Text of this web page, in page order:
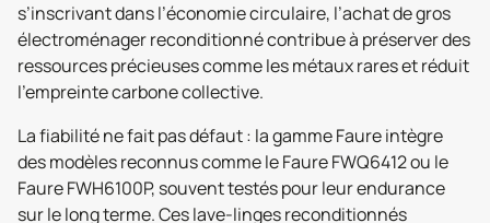
s’inscrivant dans l’économie circulaire, l’achat de gros
électroménager reconditionné contribue à préserver des
ressources précieuses comme les métaux rares et réduit
l’empreinte carbone collective.
La fiabilité ne fait pas défaut : la gamme Faure intègre
des modèles reconnus comme le Faure FWQ6412 ou le
Faure FWH6100P, souvent testés pour leur endurance
sur le long terme. Ces lave-linges reconditionnés